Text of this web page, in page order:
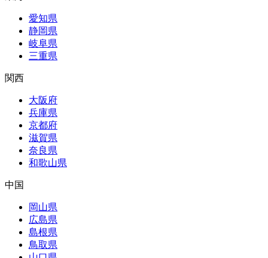
愛知県
静岡県
岐阜県
三重県
関西
大阪府
兵庫県
京都府
滋賀県
奈良県
和歌山県
中国
岡山県
広島県
島根県
鳥取県